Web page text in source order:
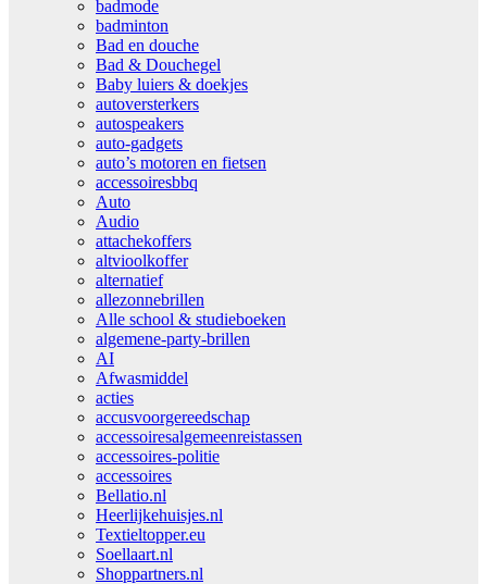
badmode
badminton
Bad en douche
Bad & Douchegel
Baby luiers & doekjes
autoversterkers
autospeakers
auto-gadgets
auto’s motoren en fietsen
accessoiresbbq
Auto
Audio
attachekoffers
altvioolkoffer
alternatief
allezonnebrillen
Alle school & studieboeken
algemene-party-brillen
AI
Afwasmiddel
acties
accusvoorgereedschap
accessoiresalgemeenreistassen
accessoires-politie
accessoires
Bellatio.nl
Heerlijkehuisjes.nl
Textieltopper.eu
Soellaart.nl
Shoppartners.nl